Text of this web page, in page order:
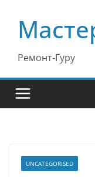
содержимому
Ремонт-Гуру
UNCATEGORISED